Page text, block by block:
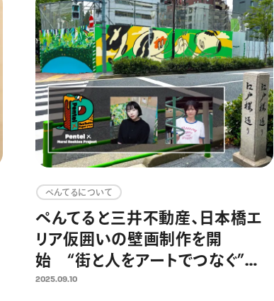
ぺんてるについて
ぺんてると三井不動産、日本橋エ
リア仮囲いの壁画制作を開
始 “街と人をアートでつなぐ”
「Pentel × Mural Rookies
2025.09.10